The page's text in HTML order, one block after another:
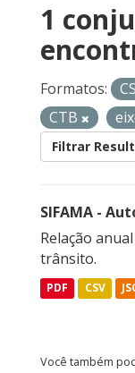
1
Formatos:
CTB
Filtrar
SIFAMA -
Relação
trânsito.
PDF CSV
Você também